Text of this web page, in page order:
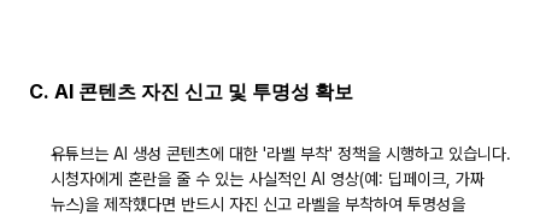
C. AI 콘텐츠 자진 신고 및 투명성 확보
유튜브는 AI 생성 콘텐츠에 대한 '라벨 부착' 정책을 시행하고 있습니다.
시청자에게 혼란을 줄 수 있는 사실적인 AI 영상(예: 딥페이크, 가짜
뉴스)을 제작했다면 반드시 자진 신고 라벨을 부착하여 투명성을